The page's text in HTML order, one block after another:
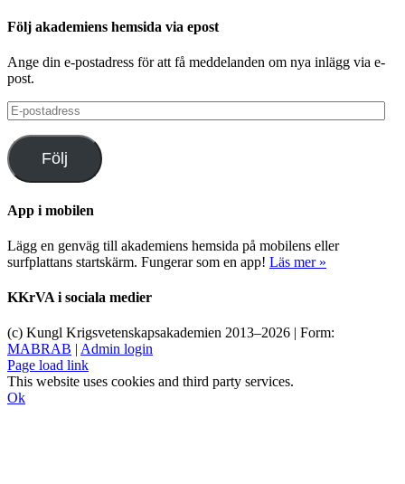
Följ akademiens hemsida via epost
Ange din e-postadress för att få meddelanden om nya inlägg via e-
post.
E-
postadress
Följ
App i mobilen
Lägg en genväg till akademiens hemsida på mobilens eller
surfplattans startskärm. Fungerar som en app! Läs mer »
KKrVA i sociala medier
(c) Kungl Krigsvetenskapsakademien 2013–2026 | Form:
MABRAB | Admin login
Page load link
This website uses cookies and third party services.
Ok